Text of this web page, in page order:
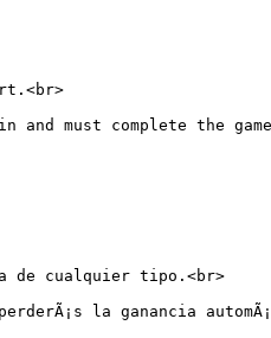
must complete the
de cualquier tipo.<br>
la ganancia